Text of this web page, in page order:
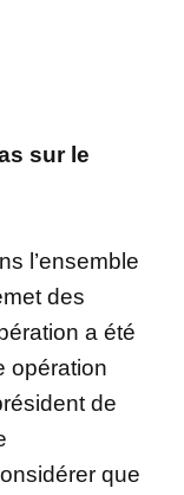
sur le
l’ensemble
des
a été
opération
de
que